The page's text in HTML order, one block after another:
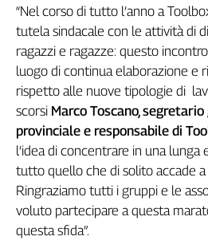
La
settimana
Collettiva
Girasoli
Il
Sassolino
Linea
Economica
Tech
Easy
Inserti
“Nel corso di tutto l’anno a
tutela sindacale con le attività di
ragazzi e ragazze: questo
luogo di continua elaborazione e
rispetto alle nuove tipologie di
scorsi Marco Toscano,
provinciale e responsabile di
l’idea di concentrare in una
tutto quello che di solito accade a
Ringraziamo tutti i gruppi e le
voluto partecipare a questa
questa sfida”.